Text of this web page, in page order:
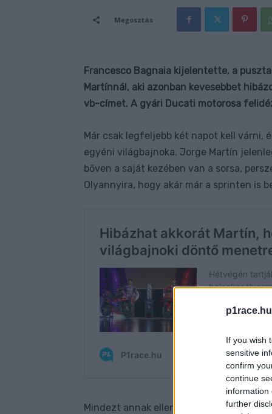
If you wish
sensitive
confirm
continue
information
further
Megosztás
Francesco Bagnaia kijelentette, a
Martínnál, aki azonban kevesebbet
vb-címet. A gyári Ducati motorosa
Már csak legfeljebb két napot kell várni,
egyéni világbajnoka. Jorge Martín
bőven a saját kezében van a sorsa,
Olyannyira, hogy akár már a sprinten is
Mindezt annak ellenére, hogy az eddigi